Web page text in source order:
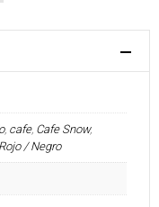
, cafe, Cafe Snow,
Rojo / Negro